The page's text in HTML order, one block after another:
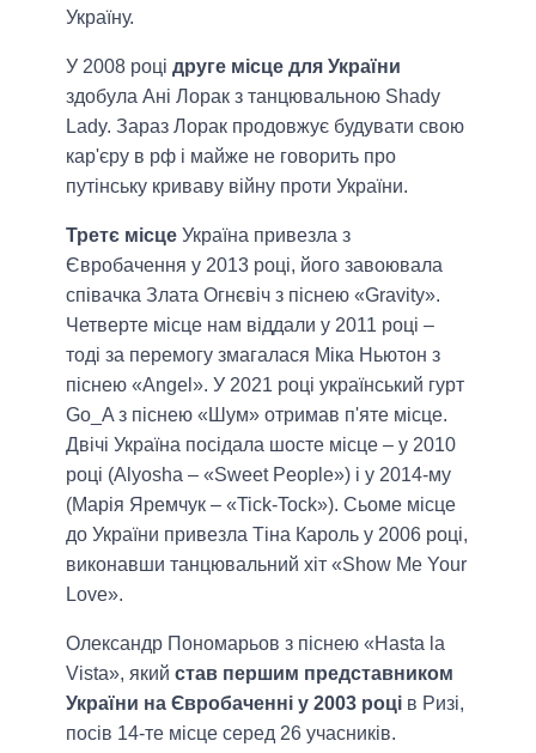
Україну.
У 2008 році друге місце для України
здобула Ані Лорак з танцювальною Shady
Lady. Зараз Лорак продовжує будувати свою
кар'єру в рф і майже не говорить про
путінську криваву війну проти України.
Третє місце Україна привезла з
Євробачення у 2013 році, його завоювала
співачка Злата Огнєвіч з піснею «Gravity».
Четверте місце нам віддали у 2011 році –
тоді за перемогу змагалася Міка Ньютон з
піснею «Angel». У 2021 році український гурт
Go_A з піснею «Шум» отримав п'яте місце.
Двічі Україна посідала шосте місце – у 2010
році (Alyosha – «Sweet People») і у 2014-му
(Марія Яремчук – «Tick-Tock»). Сьоме місце
до України привезла Тіна Кароль у 2006 році,
виконавши танцювальний хіт «Show Me Your
Love».
Олександр Пономарьов з піснею «Hasta la
Vista», який став першим представником
України на Євробаченні у 2003 році в Ризі,
посів 14-те місце серед 26 учасників.